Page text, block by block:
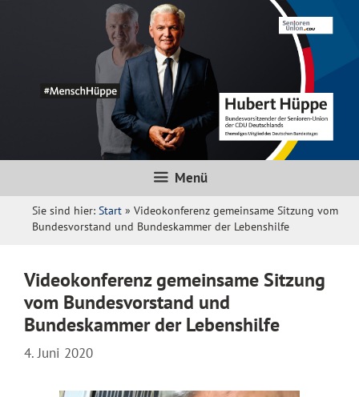
Menü
Sie sind hier: Start » Videokonferenz gemeinsame Sitzung vom
Bundesvorstand und Bundeskammer der Lebenshilfe
Videokonferenz gemeinsame Sitzung
vom Bundesvorstand und
Bundeskammer der Lebenshilfe
4. Juni 2020